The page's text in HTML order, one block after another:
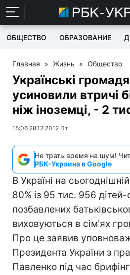
ОБЩЕСТВО ОБРАЗОВАНИЕ
Главная » Жизнь » Общество
Українські
усиновили втричі
ніж іноземці, - 2
15:06 28.12.2012 Пт
Не трать время на шум!
РБК-Украина в Google
В Україні на
80% із 95 тис. 956 дітей-
позбавлених
виховуються в сім'ях
Про це заявив
Президента України з
Павленко під час